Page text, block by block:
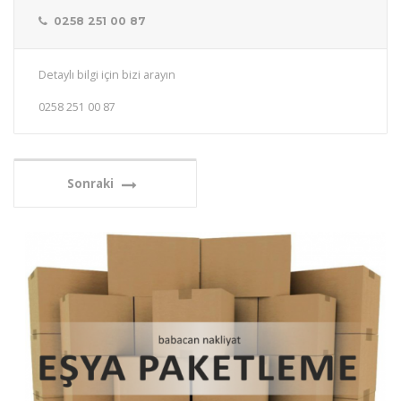
0258 251 00 87
Detaylı bilgi için bizi arayın
0258 251 00 87
Sonraki